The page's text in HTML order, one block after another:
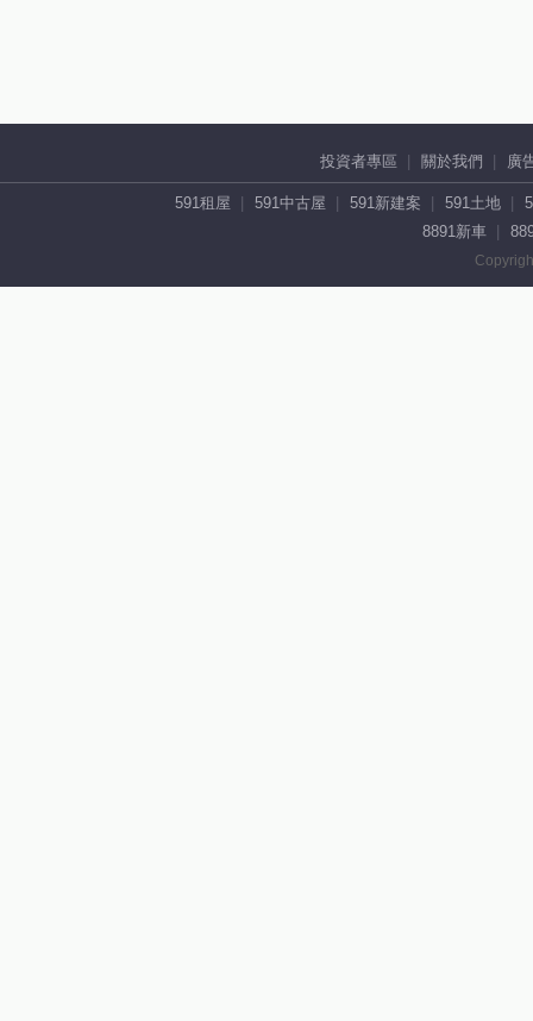
投資者專區 關於我們 廣
591租屋 591中古屋 591新建案 591土地
8891新車